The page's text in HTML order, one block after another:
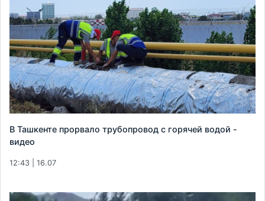
В Ташкенте прорвало трубопровод с горячей водой -
видео
12:43 | 16.07